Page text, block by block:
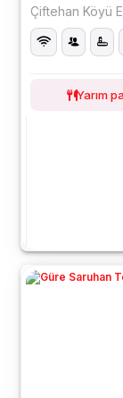
Çiftehan Köyü
Yarım